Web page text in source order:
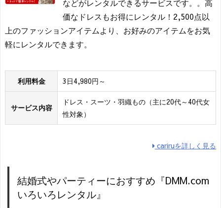
などがレンタルできるサービスです。。高
価なドレスもお得にレンタル！2,500点以
上のファッションアイテムより、お好みのアイテムをお気
軽にレンタルできます。
利用料金 3日4,980円～
サービス内容
ドレス・スーツ・羽織もの（主に20代～40代女
性対象）
cariruを詳しく見る
結婚式やパーティーにおすすめ『DMM.com
いろいろレンタル』